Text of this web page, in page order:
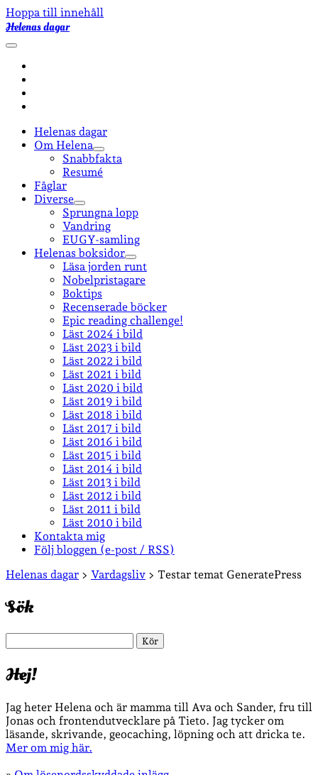
Hoppa till innehåll
Helenas dagar
öppna
Helenas dagar
Om Helena
öppna
undermeny
Snabbfakta
Resumé
Fåglar
Diverse
öppna
undermeny
Sprungna lopp
Vandring
EUGY-samling
Helenas boksidor
öppna
undermeny
Läsa jorden runt
Nobelpristagare
Boktips
Recenserade böcker
Epic reading challenge!
Läst 2024 i bild
Läst 2023 i bild
Läst 2022 i bild
Läst 2021 i bild
Läst 2020 i bild
Läst 2019 i bild
Läst 2018 i bild
Läst 2017 i bild
Läst 2016 i bild
Läst 2015 i bild
Läst 2014 i bild
Läst 2013 i bild
Läst 2012 i bild
Läst 2011 i bild
Läst 2010 i bild
Kontakta mig
Följ bloggen (e-post / RSS)
Sidopanel
Helenas dagar > Vardagsliv > Testar temat GeneratePress
Sök
Hej!
Jag heter Helena och är mamma till Ava och Sander, fru till
Jonas och frontendutvecklare på Tieto. Jag tycker om
läsande, skrivande, geocaching, löpning och att dricka te.
Mer om mig här.